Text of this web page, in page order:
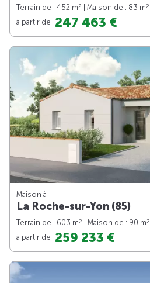
Terrain de : 452 m2 | Maison de : 83 m2
à partir de 247 463 €
Maison à
La Roche-sur-Yon (85)
Terrain de : 603 m2 | Maison de : 90 m2
à partir de 259 233 €